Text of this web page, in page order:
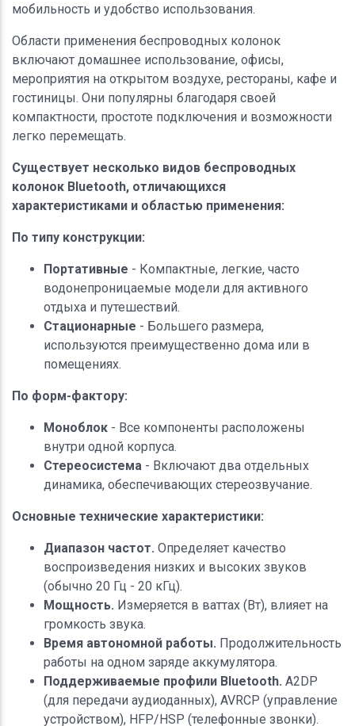
мобильность и удобство использования.
Области применения беспроводных колонок
включают домашнее использование, офисы,
мероприятия на открытом воздухе, рестораны, кафе и
гостиницы. Они популярны благодаря своей
компактности, простоте подключения и возможности
легко перемещать.
Существует несколько видов беспроводных
колонок Bluetooth, отличающихся
характеристиками и областью применения:
По типу конструкции:
Портативные - Компактные, легкие, часто
водонепроницаемые модели для активного
отдыха и путешествий.
Стационарные - Большего размера,
используются преимущественно дома или в
помещениях.
По форм-фактору:
Моноблок - Все компоненты расположены
внутри одной корпуса.
Стереосистема - Включают два отдельных
динамика, обеспечивающих стереозвучание.
Основные технические характеристики:
Диапазон частот. Определяет качество
воспроизведения низких и высоких звуков
(обычно 20 Гц - 20 кГц).
Мощность. Измеряется в ваттах (Вт), влияет на
громкость звука.
Время автономной работы. Продолжительность
работы на одном заряде аккумулятора.
Поддерживаемые профили Bluetooth. A2DP
(для передачи аудиоданных), AVRCP (управление
устройством), HFP/HSP (телефонные звонки).